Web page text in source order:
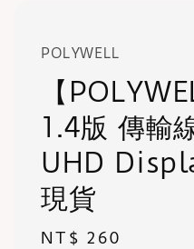
POLYWELL
【
1.4版 傳輸
UHD
現貨
Regular
NT$ 260